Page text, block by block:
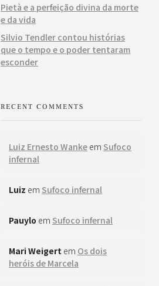
Pietà e a perfeição divina da morte
e da vida
Silvio Tendler contou histórias
que o tempo e o poder tentaram
esconder
RECENT COMMENTS
Luiz Ernesto Wanke em Sufoco
infernal
Luiz em Sufoco infernal
Pauylo em Sufoco infernal
Mari Weigert em Os dois
heróis de Marcela